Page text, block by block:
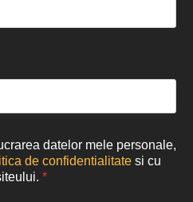
datelor mele personale,
de confidentialitate si cu
*